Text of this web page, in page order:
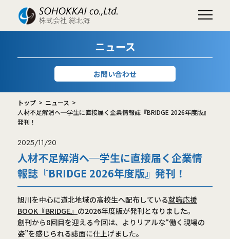
ニュース
お問い合わせ
トップ
ニュース
人材不足解消へ─学生に直接届く企業情報誌『BRIDGE 2026年度版』
発刊！
2025/11/20
人材不足解消へ─学生に直接届く企業情
報誌『BRIDGE 2026年度版』発刊！
旭川を中心に道北地域の高校生へ配布している就職応援
BOOK『BRIDGE』 の2026年度版が発刊となりました。
創刊から8回目を迎える今回は、よりリアルな“働く現場の
姿”を感じられる誌面に仕上げました。